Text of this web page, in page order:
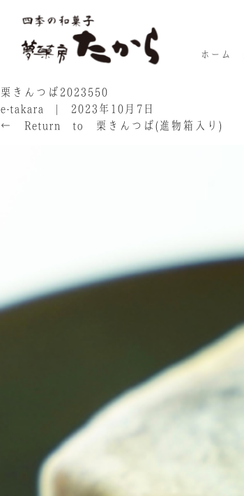
ホーム
栗きんつば2023550
e-takara
2023年10月7日
←
Return to 栗きんつば(進物箱入り)